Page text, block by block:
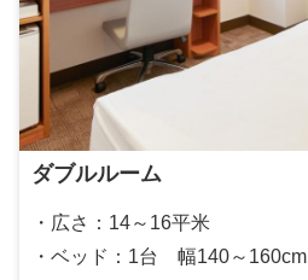
ダブルルーム
・広さ：14～16平米
・ベッド：1台 幅140～160cm